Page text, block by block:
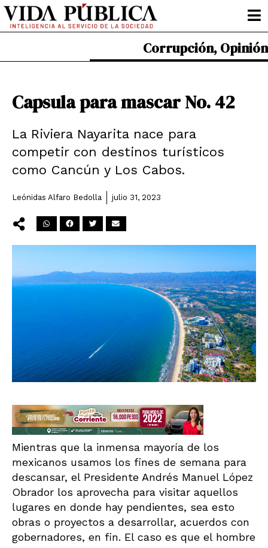
Ir
contenido
Corrupción, Opinión
Capsula para mascar No. 42
La Riviera Nayarita nace para
competir con destinos turísticos
como Cancún y Los Cabos.
Leónidas Alfaro Bedolla julio 31, 2023
Mientras que la inmensa mayoría de los
mexicanos usamos los fines de semana para
descansar, el Presidente Andrés Manuel López
Obrador los aprovecha para visitar aquellos
lugares en donde hay pendientes, sea esto
obras o proyectos a desarrollar, acuerdos con
gobernadores, en fin. El caso es que el hombre